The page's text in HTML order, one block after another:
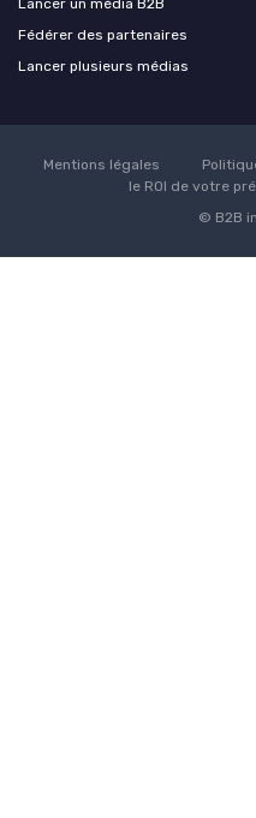
Lancer un média B2B
Fédérer des partenaires
Lancer plusieurs médias
Mentions légales
le ROI de votre
© B2B